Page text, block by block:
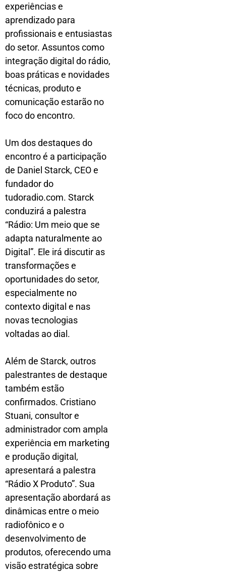
experiências e
aprendizado para
profissionais e entusiastas
do setor. Assuntos como
integração digital do rádio,
boas práticas e novidades
técnicas, produto e
comunicação estarão no
foco do encontro.
Um dos destaques do
encontro é a participação
de Daniel Starck, CEO e
fundador do
tudoradio.com. Starck
conduzirá a palestra
“Rádio: Um meio que se
adapta naturalmente ao
Digital”. Ele irá discutir as
transformações e
oportunidades do setor,
especialmente no
contexto digital e nas
novas tecnologias
voltadas ao dial.
Além de Starck, outros
palestrantes de destaque
também estão
confirmados. Cristiano
Stuani, consultor e
administrador com ampla
experiência em marketing
e produção digital,
apresentará a palestra
“Rádio X Produto”. Sua
apresentação abordará as
dinâmicas entre o meio
radiofônico e o
desenvolvimento de
produtos, oferecendo uma
visão estratégica sobre